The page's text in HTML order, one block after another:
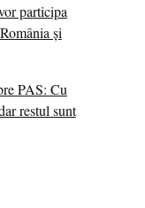
participa
și
PAS: Cu
restul sunt